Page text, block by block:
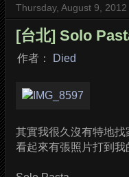
Thursday, August 9, 2012
[台北] Solo
作者： Died
其實我很久沒有特地
看起來有張照片打到我